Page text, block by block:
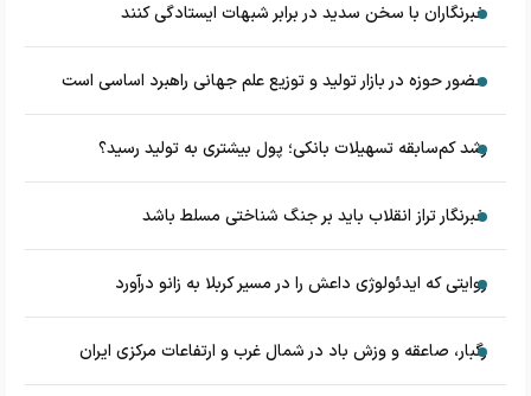
خبرنگاران با سخن سدید در برابر شبهات ایستادگی کنند
حضور حوزه در بازار تولید و توزیع علم جهانی راهبرد اساسی است
رشد کم‌سابقه تسهیلات بانکی؛ پول بیشتری به تولید رسید؟
خبرنگار تراز انقلاب باید بر جنگ شناختی مسلط باشد
روایتی که ایدئولوژی داعش را در مسیر کربلا به زانو درآورد
رگبار، صاعقه و وزش باد در شمال غرب و ارتفاعات مرکزی ایران